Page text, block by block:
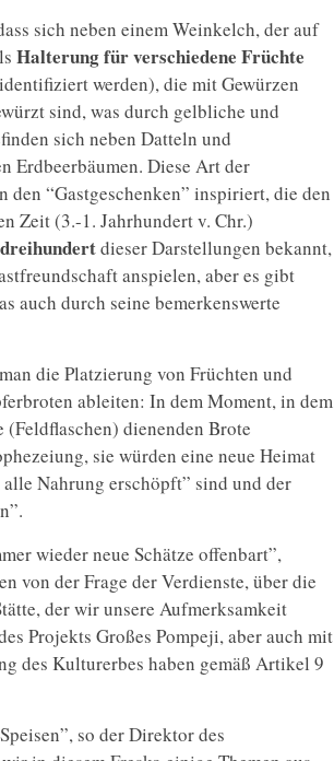
sich neben einem Weinkelch, der auf
Halterung für verschiedene Früchte
werden), die mit Gewürzen
sind, was durch gelbliche und
sich neben Datteln und
Erdbeerbäumen. Diese Art der
den “Gastgeschenken” inspiriert, die den
Zeit (3.-1. Jahrhundert v. Chr.)
dieser Darstellungen bekannt,
anspielen, aber es gibt
auch durch seine bemerkenswerte
die Platzierung von Früchten und
ableiten: In dem Moment, in dem
dienenden Brote
sie würden eine neue Heimat
Nahrung erschöpft” sind und der
wieder neue Schätze offenbart”,
von der Frage der Verdienste, über die
der wir unsere Aufmerksamkeit
Projekts Großes Pompeji, aber auch mit
des Kulturerbes haben gemäß Artikel 9
so der Direktor des